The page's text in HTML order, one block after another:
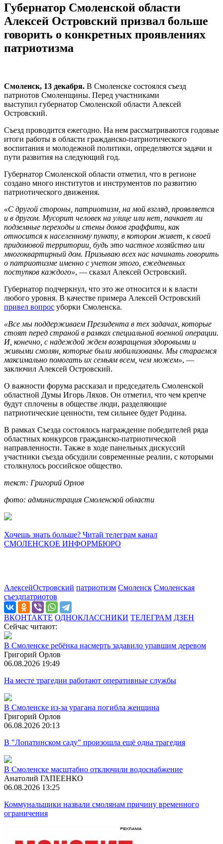
Губернатор Смоленской области
Алексей Островский призвал больше
говорить о конкретных проявлениях
патриотизма
Смоленск, 13 декабря. В Смоленске состоялся съезд
патриотов Смоленщины. Перед участниками
выступил губернатор Смоленской области Алексей
Островский.
Съезд проводится ежегодно. На нем рассматриваются годовые
итоги работы в области гражданско-патриотического
воспитания и молодежной политики, определяются задачи и
пути развития на следующий год.
Губернатор Смоленской области отметил, что в регионе
создано много институтов и инструментов по развитию
патриотического движения.
«С другой стороны, патриотизм, на мой взгляд, проявляется
и в другом. Мусорит человек на улице или нет, пачкает ли
подземные переходы и стены домов граффити, как
относится к населенному пункту, в котором живет, к своей
придомовой территории, будь это частное хозяйство или
многоквартирный дом. Призываю всех нас начинать говорить
о патриотизме именно с учетом этого, ежедневных
поступков каждого», — сказал Алексей Островский.
Губернатор подчеркнул, что это же относится и к власти
любого уровня. В качестве примера Алексей Островский
привел вопрос уборки Смоленска.
«Все мы поддерживаем Президента в тех задачах, которые
стоят перед страной в рамках специальной военной операции.
И, конечно, с надеждой ждем возвращения здоровыми и
живыми смолян, которые были мобилизованы. Мы стараемся
максимально помогать их семьям всем, чем можем», —
заключил Алексей Островский.
О важности форума рассказал и председатель Смоленской
областной Думы Игорь Ляхов. Он отметил, что чем крепче
будут сплочены в обществе люди, разделяющие
патриотические ценности, тем сильнее будет Родина.
В рамках Съезда состоялось награждение победителей ряда
областных конкурсов гражданско-патриотической
направленности. Также в ходе панельных дискуссий
участники съезда обсудили современные реалии, с которыми
столкнулось российское общество.
текст: Григорий Орлов
фото: администрация Смоленской области
Хочешь знать больше? Читай телеграм канал
СМОЛЕНСКОЕ ИНФОРМБЮРО
АлексейОстровский патриотизм Смоленск Смоленская
съездпатриотов
ВКОНТАКТЕ ОДНОКЛАССНИКИ ТЕЛЕГРАМ ДЗЕН
Сейчас читают:
В Смоленске ребёнка насмерть задавило упавшим деревом
Григорий Орлов
06.08.2026 19:49
На месте трагедии работают оперативные службы
В Смоленске из-за урагана погибла женщина
Григорий Орлов
06.08.2026 20:13
В "Лопатинском саду" произошла ещё одна трагедия
В Смоленске масштабно отключили водоснабжение
Анатолий ГАПЕЕНКО
06.08.2026 13:25
Коммунальщики назвали смолянам причину временного
ограничения